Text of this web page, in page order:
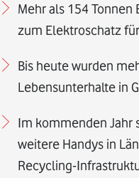
Mehr als 154
zum Elektroschatz
Bis heute wurden
Lebensunterhalte in
Im kommenden Jahr
weitere Handys in
Recycling-